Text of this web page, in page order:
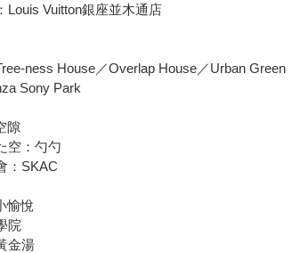
Louis Vuitton銀座並木通店
ness House／Overlap House／Urban Green
Sony Park
隙
空：勺勺
：SKAC
愉悅
院
金湯